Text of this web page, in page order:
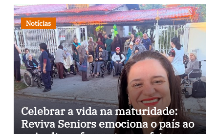
e arte nas ruas
Notícias
Celebrar a vida na maturidade:
Reviva Seniors emociona o país ao